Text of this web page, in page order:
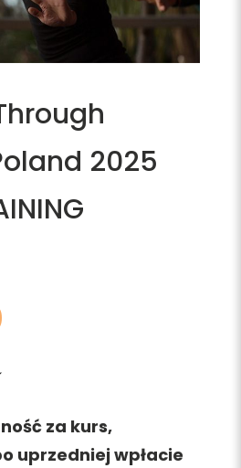
2025
za kurs,
uprzedniej wpłacie